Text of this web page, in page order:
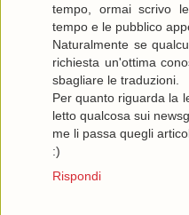
tempo, ormai scrivo
tempo e le pubblico
Naturalmente se
richiesta un'ottima
sbagliare le traduzioni.
Per quanto riguarda la
letto qualcosa sui
me li passa quegli
:)
Rispondi